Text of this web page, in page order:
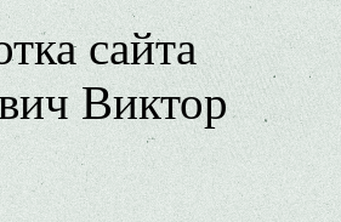
сайта
Виктор